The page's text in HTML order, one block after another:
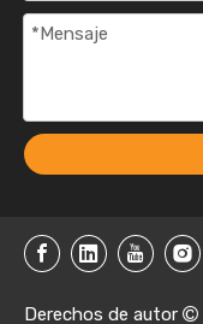
Derechos de autor 